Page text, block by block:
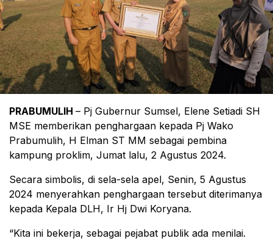
PRABUMULIH – Pj Gubernur Sumsel, Elene Setiadi SH
MSE memberikan penghargaan kepada Pj Wako
Prabumulih, H Elman ST MM sebagai pembina
kampung proklim, Jumat lalu, 2 Agustus 2024.
Secara simbolis, di sela-sela apel, Senin, 5 Agustus
2024 menyerahkan penghargaan tersebut diterimanya
kepada Kepala DLH, Ir Hj Dwi Koryana.
“Kita ini bekerja, sebagai pejabat publik ada menilai.